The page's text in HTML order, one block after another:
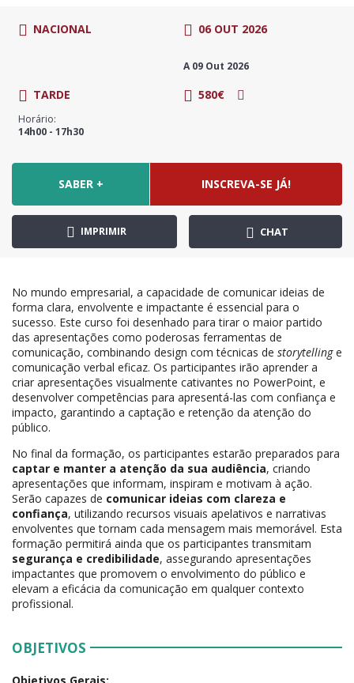
NACIONAL 06 OUT 2026
A 09 Out 2026
TARDE
Horário:
14h00 - 17h30
580€
SABER + INSCREVA-SE JÁ!
IMPRIMIR CHAT
No mundo empresarial, a capacidade de comunicar ideias de
forma clara, envolvente e impactante é essencial para o
sucesso. Este curso foi desenhado para tirar o maior partido
das apresentações como poderosas ferramentas de
comunicação, combinando design com técnicas de storytellinge
comunicação verbal eficaz. Os participantes irão aprender a
criar apresentações visualmente cativantes no PowerPoint, e
desenvolver competências para apresentá-las com confiança e
impacto, garantindo a captação e retenção da atenção do
público.
No final da formação, os participantes estarão preparados para
captar e manter a atenção da sua audiência, criando
apresentações que informam, inspiram e motivam à ação.
Serão capazes de comunicar ideias com clareza e
confiança, utilizando recursos visuais apelativos e narrativas
envolventes que tornam cada mensagem mais memorável. Esta
formação permitirá ainda que os participantes transmitam
segurança e credibilidade, assegurando apresentações
impactantes que promovem o envolvimento do público e
elevam a eficácia da comunicação em qualquer contexto
profissional.
OBJETIVOS